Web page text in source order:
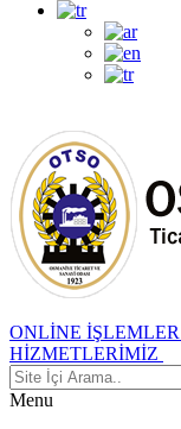
ONLİNE İŞLEMLER
HİZMETLERİMİZ
Menu